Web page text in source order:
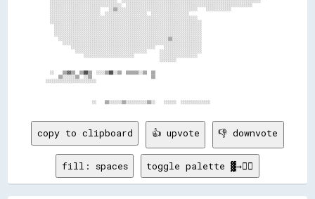
  ░░░░░░░░░░░░░░░░░░░░░░░░░░░░░░░░░░  ░░░░░░░░░░░░░░░░░░░░░░░░░░░░░░░░░░░░░░░░░░░░░░░░░░░░░░░░░░░░
  ░░░░░░░░░░░░░░░░░░░░░░░░    ░░▒▒░░░░░░░░░░░░░░░░░░░░░░░░░░░░░░░░░░░░░░    ░░░░░░░░░░░░
  ░░░░░░░░░░░░░░░░░░░░░░░░  ░░░░░░░░░░░░░░░░░░░░  ░░░░░░░░░░░░░░░░░░
  ░░░░░░░░░░░░░░░░░░░░░░░░░░░░░░░░░░░░░░░░░░░░░░░░░░░░░░░░░░░░░░░░░░░░░░
  ░░░░░░░░░░░░░░░░░░░░░░░░░░░░░░░░░░░░░░░░░░░░░░░░░░░░░░░░░░░░░░░░░░░░░░░░
    ░░░░░░░░░░░░░░░░░░░░░░░░░░░░░░░░░░░░░░░░░░░░░░░░░░░░░░░░░░░░░░░░░░░░░░
    ░░░░░░░░░░░░░░░░░░░░░░░░░░░░░░░░░░░░░░░░░░░░░░░░░░░░░░░░░░░░░░░░░░░░░░
    ░░░░░░░░░░░░░░░░░░░░░░░░░░░░░░░░░░░░░░░░░░░░░░░░░░░░░░░░░░░░░░░░░░░░░░
      ░░░░░░░░░░░░░░░░░░░░░░░░░░░░░░░░░░░░░░░░░░░░░░░░░░░░▒▒░░░░░░░░░░░░░░
        ░░░░░░░░░░░░░░░░░░░░░░░░░░░░░░░░░░░░░░░░░░░░░░░░░░░░░░░░░░░░░░░░░░
            ░░░░░░░░░░░░░░░░░░░░░░░░░░░░░░░░░░░░░░░░    ░░░░░░░░░░░░░░░░░░
              ░░░░░░░░░░░░░░░░░░░░░░░░░░░░░░░░░░      ░░░░░░░░░░░░░░░░░░░░
                  ░░░░░░░░░░░░░░░░░░░░░░░░            ░░░░░░░░░░░░░░░░░░
                                                      ░░░░░░░░
  ░░    ▒▒▓▓▒▒  ▒▒██▒▒  ░░░░▒▒██░░▒▒  ▒▒▒▒▒▒░░▒▒  ▒▒
      ▒▒░░░░░░▒▒  ░░▒▒                            ▒▒
░░░░░░░░░░░░░░░░░░░░░░░░
copy to clipboard 👍 upvote 👎 downvote
fill: spaces toggle palette ▓→✊🏽